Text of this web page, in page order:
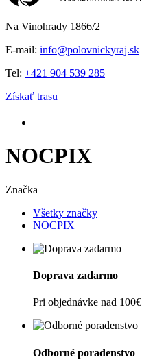
Na Vinohrady 1866/2
E-mail: info@polovnickyraj.sk
Tel: +421 904 539 285
Získať trasu
NOCPIX
Značka
Všetky značky
NOCPIX
Doprava zadarmo
Pri objednávke nad 100€
Odborné poradenstvo